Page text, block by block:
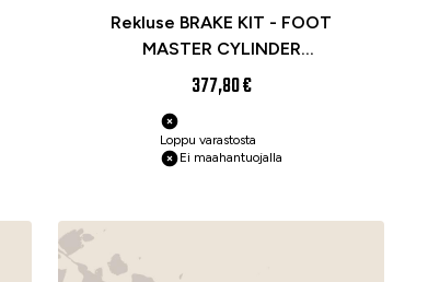
Rekluse BRAKE KIT - FOOT
MASTER CYLINDER
KTM250/300SX/EXC '13-24
377,80 €
Loppu varastosta
Ei maahantuojalla